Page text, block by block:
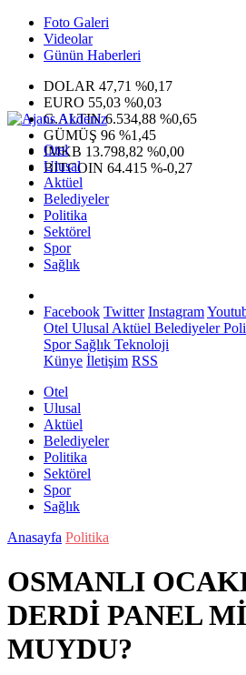
Foto Galeri
Videolar
Günün Haberleri
DOLAR 47,71 %0,17
EURO 55,03 %0,03
G.ALTIN6.534,88 %0,65
GÜMÜŞ 96 %1,45
IMKB 13.798,82 %0,00
BITCOIN 64.415 %-0,27
Otel
Ulusal
Aktüel
Belediyeler
Politika
Sektörel
Spor
Sağlık
Facebook Twitter Instagram
Otel Ulusal Aktüel Belediyeler
SporSağlık Teknoloji
Künye İletişim RSS
Otel
Ulusal
Aktüel
Belediyeler
Politika
Sektörel
Spor
Sağlık
Anasayfa Politika
OSMANLI
DERDİ PANEL
MUYDU?